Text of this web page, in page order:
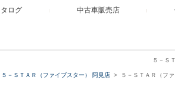
ログ 中古車販売店
５－Ｓ
５－ＳＴＡＲ（ファイブスター） 阿見店 ５－ＳＴＡＲ（フ